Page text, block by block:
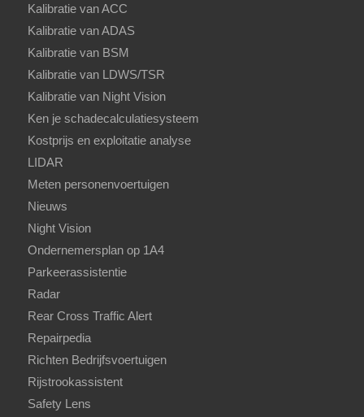
Kalibratie van ACC
Kalibratie van ADAS
Kalibratie van BSM
Kalibratie van LDWS/TSR
Kalibratie van Night Vision
Ken je schadecalculatiesysteem
Kostprijs en exploitatie analyse
LIDAR
Meten personenvoertuigen
Nieuws
Night Vision
Ondernemersplan op 1A4
Parkeerassistentie
Radar
Rear Cross Traffic Alert
Repairpedia
Richten Bedrijfsvoertuigen
Rijstrookassistent
Safety Lens